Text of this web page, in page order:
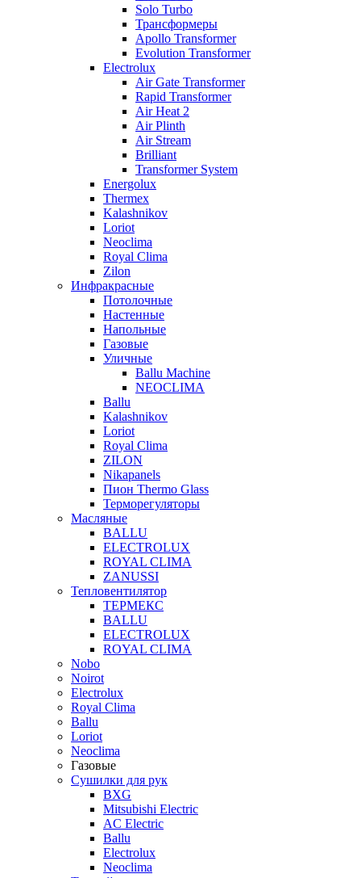
Solo Turbo
Трансформеры
Apollo Transformer
Evolution Transformer
Electrolux
Air Gate Transformer
Rapid Transformer
Air Heat 2
Air Plinth
Air Stream
Brilliant
Transformer System
Energolux
Тhermex
Kalashnikov
Loriot
Neoclima
Royal Clima
Zilon
Инфракрасные
Потолочные
Настенные
Напольные
Газовые
Уличные
Ballu Machine
NEOCLIMA
Ballu
Kalashnikov
Loriot
Royal Clima
ZILON
Nikapanels
Пион Thermo Glass
Терморегуляторы
Масляные
BALLU
ELECTROLUX
ROYAL CLIMA
ZANUSSI
Тепловентилятор
ТЕРМЕКС
BALLU
ELECTROLUX
ROYAL CLIMA
Nobo
Noirot
Electrolux
Royal Clima
Ballu
Loriot
Neoclima
Газовые
Сушилки для рук
BXG
Mitsubishi Electric
AC Electric
Ballu
Electrolux
Neoclima